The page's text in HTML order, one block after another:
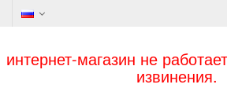
интернет-магазин не
извинения.